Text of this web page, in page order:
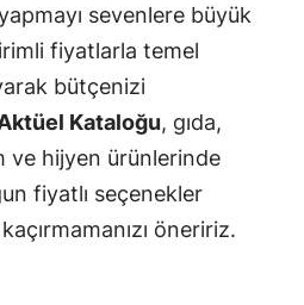
sevenlere büyük
fiyatlarla temel
bütçenizi
Kataloğu, gıda,
ve hijyen ürünlerinde
fiyatlı seçenekler
öneririz.